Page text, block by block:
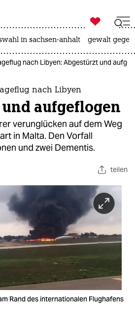
taz zahl ich
ich

taz zahl ich
in sachsen-anhalt gewalt
nach Libyen: Abgestürzt und
nach Libyen
aufgeflogen
verunglücken auf dem Weg
in Malta. Den Vorfall
und zwei Dementis.
teilen
Rand des internationalen Flughafens